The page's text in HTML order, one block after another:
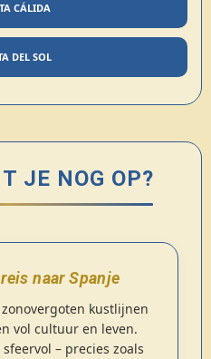
CÁLIDA
DEL SOL
JE NOG OP?
naar Spanje
kustlijnen
vol cultuur en leven.
– precies zoals